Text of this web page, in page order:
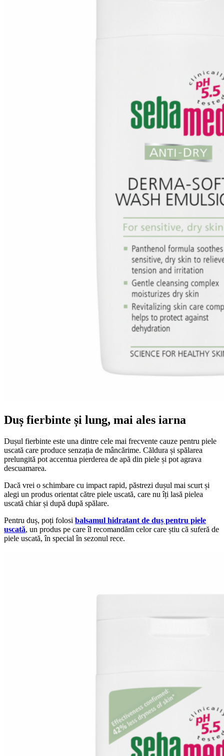
Duș fierbinte și lung, mai ales iarna
Dușul fierbinte este una dintre cele mai frecvente cauze pentru piele
uscată care produce senzația de mâncărime. Căldura și spălarea
prelungită pot accentua pierderea de apă din piele și pot agrava
descuamarea.
Dacă vrei o schimbare cu impact rapid, păstrezi dușul mai scurt și
alegi un produs orientat către piele uscată, care nu îți lasă pielea
uscată chiar și după după spălare.
Pentru duș, poți folosi balsamul hidratant de duș pentru piele
uscată, un produs pe care îl recomandăm celor care știu că suferă de
piele uscată, în special în sezonul rece.